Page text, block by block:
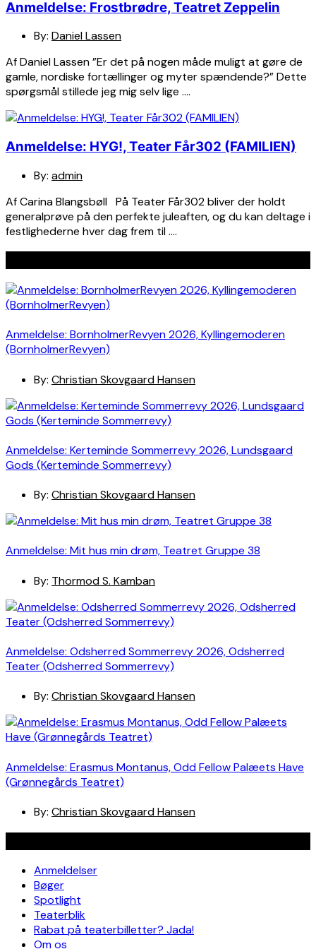
Anmeldelse: Frostbrødre, Teatret Zeppelin
By: Daniel Lassen
Af Daniel Lassen ”Er det på nogen måde muligt at gøre de
gamle, nordiske fortællinger og myter spændende?” Dette
spørgsmål stillede jeg mig selv lige ….
Anmeldelse: HYG!, Teater Får302 (FAMILIEN)
By: admin
Af Carina Blangsbøll På Teater Får302 bliver der holdt
generalprøve på den perfekte juleaften, og du kan deltage i
festlighederne hver dag frem til ….
Anmeldelse: BornholmerRevyen 2026, Kyllingemoderen
(BornholmerRevyen)
By: Christian Skovgaard Hansen
Anmeldelse: Kerteminde Sommerrevy 2026, Lundsgaard
Gods (Kerteminde Sommerrevy)
By: Christian Skovgaard Hansen
Anmeldelse: Mit hus min drøm, Teatret Gruppe 38
By: Thormod S. Kamban
Anmeldelse: Odsherred Sommerrevy 2026, Odsherred
Teater (Odsherred Sommerrevy)
By: Christian Skovgaard Hansen
Anmeldelse: Erasmus Montanus, Odd Fellow Palæets Have
(Grønnegårds Teatret)
By: Christian Skovgaard Hansen
Anmeldelser
Bøger
Spotlight
Teaterblik
Rabat på teaterbilletter? Jada!
Om os